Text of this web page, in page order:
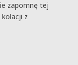
zapomnę tej
z